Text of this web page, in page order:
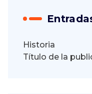
Historia
Título de la